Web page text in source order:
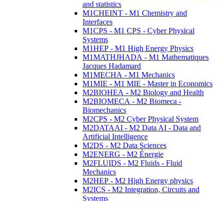
and statistics
M1CHEINT - M1 Chemistry and
Interfaces
M1CPS - M1 CPS - Cyber Physical
Systems
M1HEP - M1 High Energy Physics
M1MATHJHADA - M1 Mathematiques
Jacques Hadamard
M1MECHA - M1 Mechanics
M1MIE - M1 MIE - Master in Economics
M2BIOHEA - M2 Biology and Health
M2BIOMECA - M2 Biomeca -
Biomechanics
M2CPS - M2 Cyber Physical System
M2DATAAI - M2 Data AI - Data and
Artificial Intelligence
M2DS - M2 Data Sciences
M2ENERG - M2 Énergie
M2FLUIDS - M2 Fluids - Fluid
Mechanics
M2HEP - M2 High Energy physics
M2ICS - M2 Integration, Circuits and
Systems